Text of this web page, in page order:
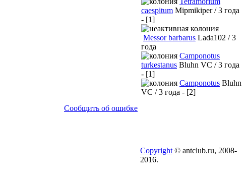
Сообщить об ошибке
caespitum Mipmikiper / 3 года
- [1]
Messor barbarus Lada102 / 3
года
Camponotus
turkestanus Bluhn VC / 3 года
- [1]
Camponotus Bluhn
VC / 3 года - [2]
Copyright © antclub.ru, 2008-
2016.